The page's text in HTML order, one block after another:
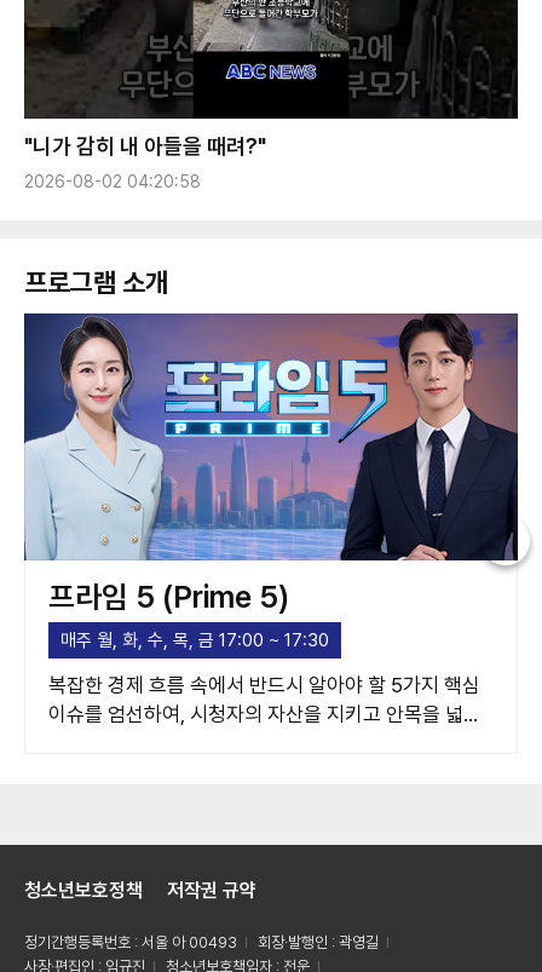
"니가 감히 내 아들을 때려?"
2026-08-02 04:20:58
프로그램 소개
프라임 5 (Prime 5)
매주 월, 화, 수, 목, 금 17:00 ~ 17:30
복잡한 경제 흐름 속에서 반드시 알아야 할 5가지 핵심
이슈를 엄선하여, 시청자의 자산을 지키고 안목을 넓혀
청소년보호정책 저작권 규약
정기간행등록번호 : 서울 아 00493
회장·발행인 : 곽영길
사장·편집인 : 임규진
청소년보호책임자 : 전운